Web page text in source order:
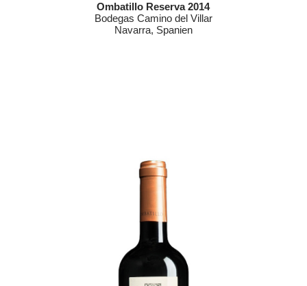
Ombatillo Reserva 2014
Bodegas Camino del Villar
Navarra, Spanien